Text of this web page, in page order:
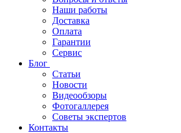
Наши работы
Доставка
Оплата
Гарантии
Сервис
Блог
Статьи
Новости
Видеообзоры
Фотогаллерея
Советы экспертов
Контакты